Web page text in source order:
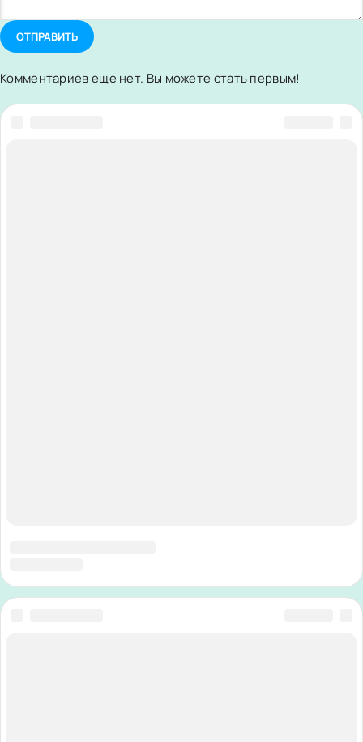
ОТПРАВИТЬ
Комментариев еще нет. Вы можете стать первым!